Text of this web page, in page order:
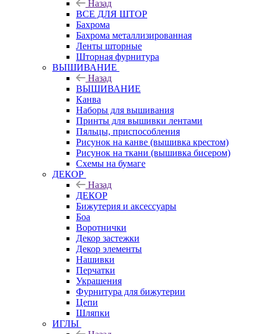
Назад
ВСЕ ДЛЯ ШТОР
Бахрома
Бахрома металлизированная
Ленты шторные
Шторная фурнитура
ВЫШИВАНИЕ
Назад
ВЫШИВАНИЕ
Канва
Наборы для вышивания
Принты для вышивки лентами
Пяльцы, приспособления
Рисунок на канве (вышивка крестом)
Рисунок на ткани (вышивка бисером)
Схемы на бумаге
ДЕКОР
Назад
ДЕКОР
Бижутерия и аксессуары
Боа
Воротнички
Декор застежки
Декор элементы
Нашивки
Перчатки
Украшения
Фурнитура для бижутерии
Цепи
Шляпки
ИГЛЫ